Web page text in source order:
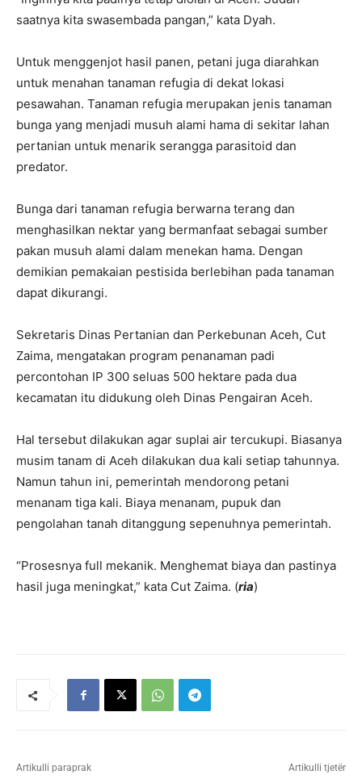
saatnya kita swasembada pangan,” kata Dyah.
Untuk menggenjot hasil panen, petani juga diarahkan
untuk menahan tanaman refugia di dekat lokasi
pesawahan. Tanaman refugia merupakan jenis tanaman
bunga yang menjadi musuh alami hama di sekitar lahan
pertanian untuk menarik serangga parasitoid dan
predator.
Bunga dari tanaman refugia berwarna terang dan
menghasilkan nektar yang bermanfaat sebagai sumber
pakan musuh alami dalam menekan hama. Dengan
demikian pemakaian pestisida berlebihan pada tanaman
dapat dikurangi.
Sekretaris Dinas Pertanian dan Perkebunan Aceh, Cut
Zaima, mengatakan program penanaman padi
percontohan IP 300 seluas 500 hektare pada dua
kecamatan itu didukung oleh Dinas Pengairan Aceh.
Hal tersebut dilakukan agar suplai air tercukupi. Biasanya
musim tanam di Aceh dilakukan dua kali setiap tahunnya.
Namun tahun ini, pemerintah mendorong petani
menanam tiga kali. Biaya menanam, pupuk dan
pengolahan tanah ditanggung sepenuhnya pemerintah.
“Prosesnya full mekanik. Menghemat biaya dan pastinya
hasil juga meningkat,” kata Cut Zaima. (ria)
Artikulli paraprak Artikulli tjetër